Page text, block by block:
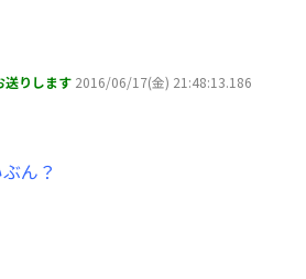
りします 2016/06/17(金) 21:48:13.186
ん？